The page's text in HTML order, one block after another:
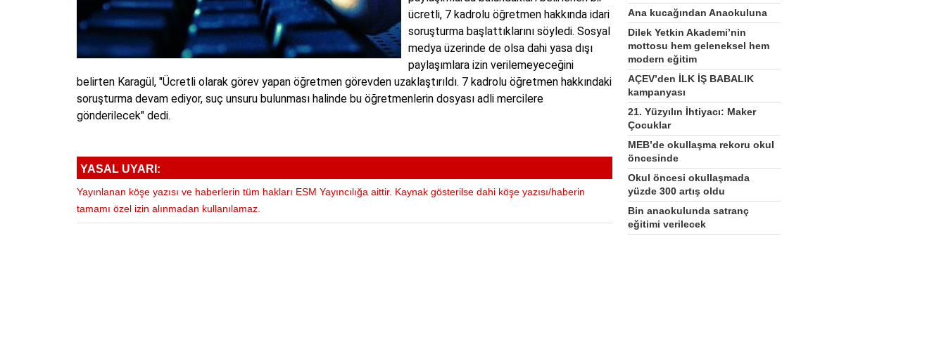
ücretli, 7 kadrolu öğretmen hakkında idari
soruşturma başlattıklarını söyledi. Sosyal
medya üzerinde de olsa dahi yasa dışı
paylaşımlara izin verilemeyeceğini
belirten Karagül, "Ücretli olarak görev yapan öğretmen görevden uzaklaştırıldı. 7 kadrolu öğretmen hakkındaki
soruşturma devam ediyor, suç unsuru bulunması halinde bu öğretmenlerin dosyası adli mercilere
gönderilecek" dedi.
YASAL UYARI:
Yayınlanan köşe yazısı ve haberlerin tüm hakları ESM Yayıncılığa aittir. Kaynak gösterilse dahi köşe yazısı/haberin
tamamı özel izin alınmadan kullanılamaz.
Ana kucağından Anaokuluna
Dilek Yetkin Akademi’nin
mottosu hem geleneksel hem
modern eğitim
AÇEV’den İLK İŞ BABALIK
kampanyası
21. Yüzyılın İhtiyacı: Maker
Çocuklar
MEB’de okullaşma rekoru okul
öncesinde
Okul öncesi okullaşmada
yüzde 300 artış oldu
Bin anaokulunda satranç
eğitimi verilecek